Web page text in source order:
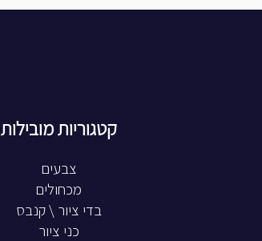
קטגוריות מובילות
צבעים
מכחולים
בדי ציור \ קנבס
כני ציור